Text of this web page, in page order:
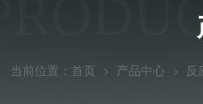
当前位置： 首页 产品中心 反